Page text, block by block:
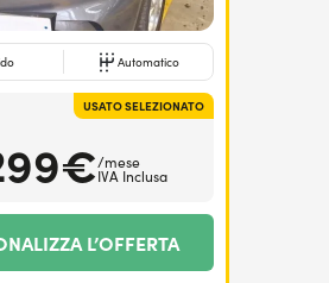
Automatico
USATO SELEZIONATO
/mese
IVA Inclusa
L’OFFERTA